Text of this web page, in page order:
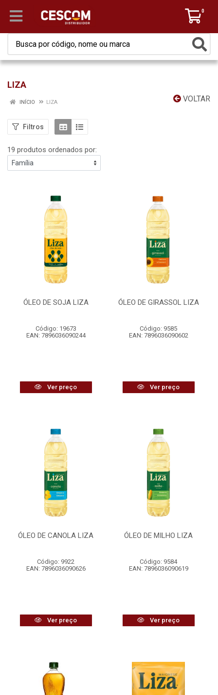
0
LIZA
VOLTAR
INÍCIO LIZA
Filtros
19 produtos ordenados por:
ÓLEO DE SOJA LIZA
Código: 19673
EAN: 7896036090244
Ver preço
ÓLEO DE GIRASSOL LIZA
Código: 9585
EAN: 7896036090602
Ver preço
ÓLEO DE CANOLA LIZA
Código: 9922
EAN: 7896036090626
Ver preço
ÓLEO DE MILHO LIZA
Código: 9584
EAN: 7896036090619
Ver preço